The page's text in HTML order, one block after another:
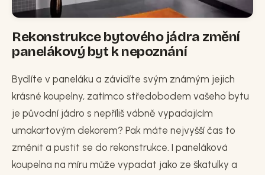
Rekonstrukce bytového jádra změní
panelákový byt k nepoznání
Bydlíte v paneláku a závidíte svým známým jejich
krásné koupelny, zatímco středobodem vašeho bytu
je původní jádro s nepříliš vábně vypadajícím
umakartovým dekorem? Pak máte nejvyšší čas to
změnit a pustit se do rekonstrukce. I paneláková
koupelna na míru může vypadat jako ze škatulky a